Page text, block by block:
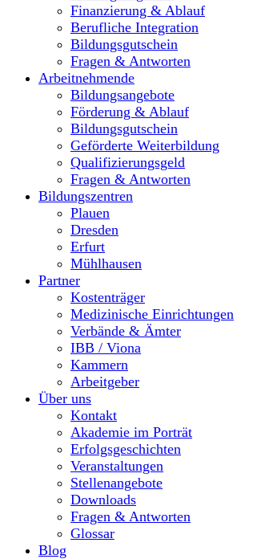
Finanzierung & Ablauf
Berufliche Integration
Bildungsgutschein
Fragen & Antworten
Arbeitnehmende
Bildungsangebote
Förderung & Ablauf
Bildungsgutschein
Geförderte Weiterbildung
Qualifizierungsgeld
Fragen & Antworten
Bildungszentren
Plauen
Dresden
Erfurt
Mühlhausen
Partner
Kostenträger
Medizinische Einrichtungen
Verbände & Ämter
IBB / Viona
Kammern
Arbeitgeber
Über uns
Kontakt
Akademie im Porträt
Erfolgsgeschichten
Veranstaltungen
Stellenangebote
Downloads
Fragen & Antworten
Glossar
Blog